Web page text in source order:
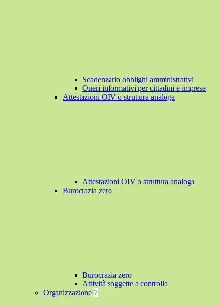
Scadenzario obblighi amministrativi
Oneri informativi per cittadini e imprese
Attestazioni OIV o struttura analoga
Attestazioni OIV o struttura analoga
Burocrazia zero
Burocrazia zero
Attività soggette a controllo
Organizzazione 7